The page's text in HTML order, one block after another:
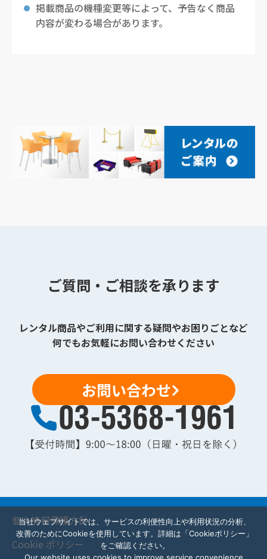
掲載商品の機種変更等によって、予告なく商品
内容が変わる場合があります。
ご質問・ご相談を承ります
レンタル商品やご利用に関する疑問やお困りごとなど
何でもお気軽にお問い合わせください
お問い合わせ
個人情報保護方針
Cookie ポリシー
当社ウェブサイトでは、サービスの利便性向上や利用状況の分析、
改善のためにCookieを使用しています。詳細は「Cookieポリシー」
をご確認ください。